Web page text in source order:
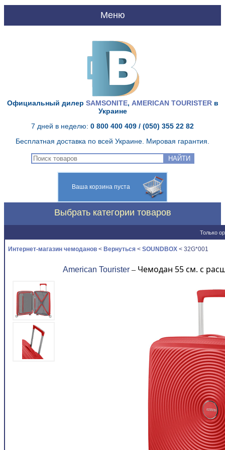
О нас
Доставка и оплата
Качество Samsonite
Сервисный центр
Контакты
Новости
Официальный дилер SAMSONITE, AMERICAN TOURISTERв
Украине
7 дней в неделю: 0 800 400 409 / (050) 355 22 82
Бесплатная доставка по всей Украине. Мировая гарантия.
НАЙТИ
Ваша корзина пуста
Выбрать категории товаров
Только
Интернет-магазин чемоданов < Вернуться < SOUNDBOX < 32G*001
American Tourister – Чемодан 55 см. с